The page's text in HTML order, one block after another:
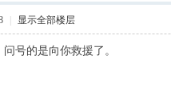
显示全部楼层
号的是向你救援了。